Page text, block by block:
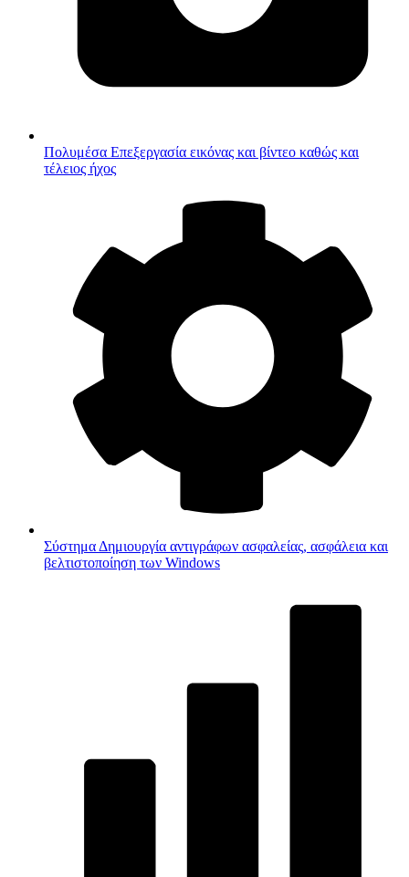
Πολυμέσα Επεξεργασία εικόνας και βίντεο καθώς και
τέλειος ήχος
Σύστημα Δημιουργία αντιγράφων ασφαλείας, ασφάλεια και
βελτιστοποίηση των Windows